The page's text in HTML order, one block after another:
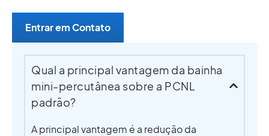
Entrar em Contato
Qual a principal vantagem da bainha
mini-percutânea sobre a PCNL
padrão?
A principal vantagem é a redução da